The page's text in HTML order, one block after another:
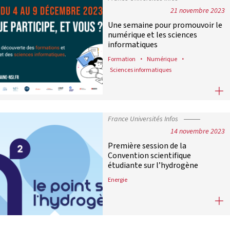
21 novembre 2023
Une semaine pour promouvoir le
numérique et les sciences
informatiques
Formation
Numérique
Sciences informatiques
Une semaine pour promouvoir le
France Universités Infos
14 novembre 2023
Première session de la
Convention scientifique
étudiante sur l’hydrogène
Energie
Première session de la